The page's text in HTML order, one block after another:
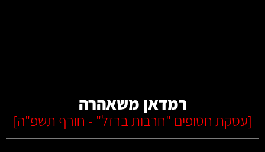
רמדאן משאהרה
[עסקת חטופים "חרבות ברזל" - חורף תשפ"ה]